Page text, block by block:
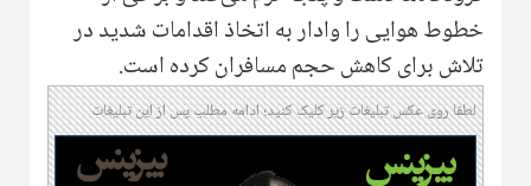
خطوط هوایی را وادار به اتخاذ اقدامات شدید در
تلاش برای کاهش حجم مسافران کرده است.
لطفا روی عکس تبلیغات زیر کلیک کنید؛ ادامه مطلب پس از این تبلیغات